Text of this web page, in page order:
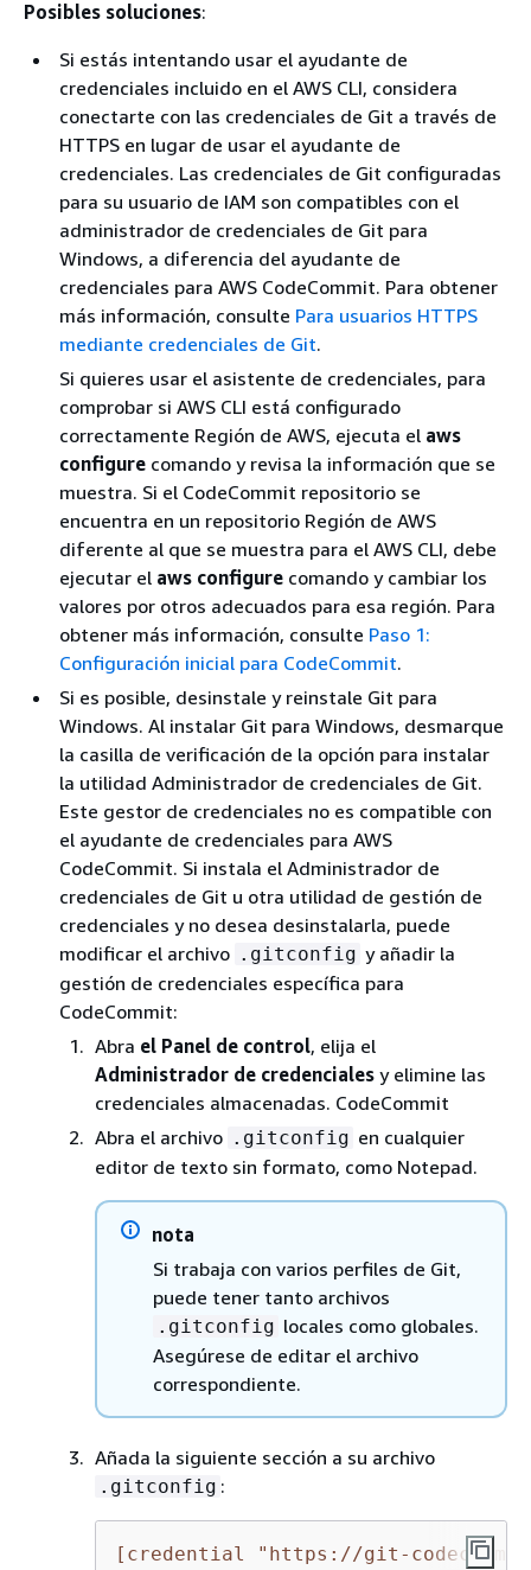
Posibles soluciones:
Si estás intentando usar el ayudante de
credenciales incluido en el AWS CLI, considera
conectarte con las credenciales de Git a través de
HTTPS en lugar de usar el ayudante de
credenciales. Las credenciales de Git configuradas
para su usuario de IAM son compatibles con el
administrador de credenciales de Git para
Windows, a diferencia del ayudante de
credenciales para AWS CodeCommit. Para obtener
más información, consulte Para usuarios HTTPS
mediante credenciales de Git.
Si quieres usar el asistente de credenciales, para
comprobar si AWS CLI está configurado
correctamente Región de AWS, ejecuta el aws
configure comando y revisa la información que se
muestra. Si el CodeCommit repositorio se
encuentra en un repositorio Región de AWS
diferente al que se muestra para el AWS CLI, debe
ejecutar el aws configure comando y cambiar los
valores por otros adecuados para esa región. Para
obtener más información, consulte Paso 1:
Configuración inicial para CodeCommit.
Si es posible, desinstale y reinstale Git para
Windows. Al instalar Git para Windows, desmarque
la casilla de verificación de la opción para instalar
la utilidad Administrador de credenciales de Git.
Este gestor de credenciales no es compatible con
el ayudante de credenciales para AWS
CodeCommit. Si instala el Administrador de
credenciales de Git u otra utilidad de gestión de
credenciales y no desea desinstalarla, puede
modificar el archivo .gitconfig y añadir la
gestión de credenciales específica para
CodeCommit:
Abra el Panel de control, elija el
Administrador de credenciales y elimine las
credenciales almacenadas. CodeCommit
Abra el archivo .gitconfig en cualquier
editor de texto sin formato, como Notepad.
nota
Si trabaja con varios perfiles de Git,
puede tener tanto archivos
.gitconfig locales como globales.
Asegúrese de editar el archivo
correspondiente.
Añada la siguiente sección a su archivo
.gitconfig :
[credential "https://git-